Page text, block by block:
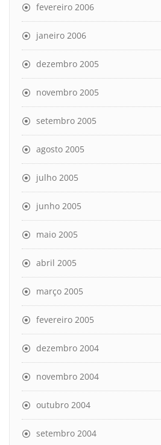
fevereiro 2006
janeiro 2006
dezembro 2005
novembro 2005
setembro 2005
agosto 2005
julho 2005
junho 2005
maio 2005
abril 2005
março 2005
fevereiro 2005
dezembro 2004
novembro 2004
outubro 2004
setembro 2004